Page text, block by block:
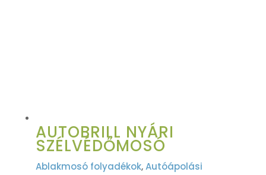
AUTOBRILL NYÁRI
SZÉLVÉDŐMOSÓ
Ablakmosó folyadékok,Autóápolási